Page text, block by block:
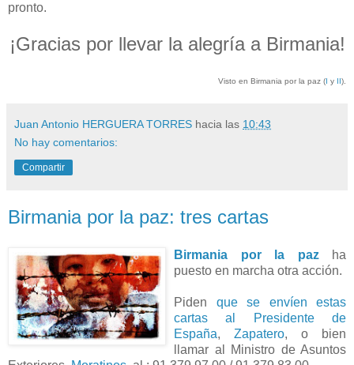
pronto.
¡Gracias por llevar la alegría a Birmania!
Visto en Birmania por la paz (I y II).
Juan Antonio HERGUERA TORRES hacia las 10:43
No hay comentarios:
Compartir
Birmania por la paz: tres cartas
Birmania por la pazha
puesto en marcha otra acción.
Piden que se envíen estas
cartas al Presidente de
España, Zapatero, o bien
llamar al Ministro de Asuntos